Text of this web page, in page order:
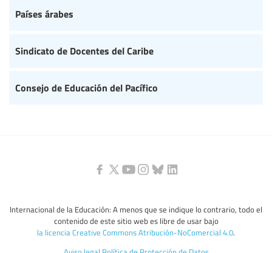
Países árabes
Sindicato de Docentes del Caribe
Consejo de Educación del Pacífico
Internacional de la Educación: A menos que se indique lo contrario, todo el
contenido de este sitio web es libre de usar bajo
la licencia Creative Commons Atribución-NoComercial 4.0.